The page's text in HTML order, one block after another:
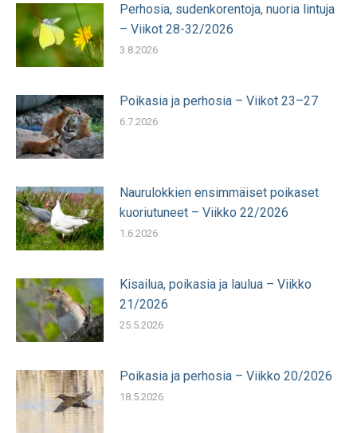
Perhosia, sudenkorentoja, nuoria lintuja
– Viikot 28-32/2026
3.8.2026
Poikasia ja perhosia – Viikot 23–27
6.7.2026
Naurulokkien ensimmäiset poikaset
kuoriutuneet – Viikko 22/2026
1.6.2026
Kisailua, poikasia ja laulua – Viikko
21/2026
25.5.2026
Poikasia ja perhosia – Viikko 20/2026
18.5.2026